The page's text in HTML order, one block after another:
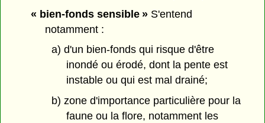
« bien-fonds sensible »S'entend
notamment :
a) d'un bien-fonds qui risque d'être
inondé ou érodé, dont la pente est
instable ou qui est mal drainé;
b) zone d'importance particulière pour la
faune ou la flore, notamment les